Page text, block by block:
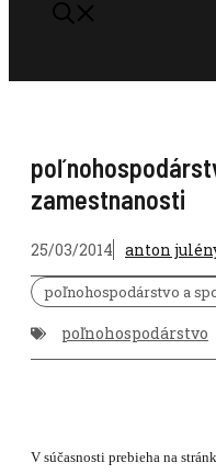
zamestnanosti
25/03/2014 anton
poľnohospodárstvo a
poľnohospodárstvo
V súčasnosti prebieha na